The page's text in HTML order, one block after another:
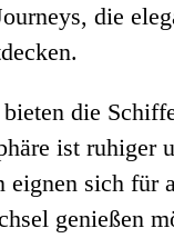
die
die
ist ruhiger
eignen sich für
genießen